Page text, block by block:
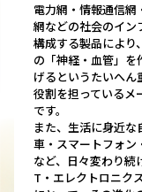
電力網・情報通信網
網などの社会のイン
構成する製品により
の「神経・血管」を
げるというたいへん
役割を担っているメ
です。
また、生活に身近な
車・スマートフォン
など、日々変わり続
T・エレクトロニク